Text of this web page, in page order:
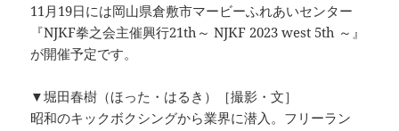
11月19日には岡山県倉敷市マービーふれあいセンター
『NJKF拳之会主催興行21th～ NJKF 2023 west 5th ～』
が開催予定です。
▼堀田春樹（ほった・はるき）［撮影・文］
昭和のキックボクシングから業界に潜入。フリーラン